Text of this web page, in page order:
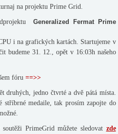
na projektu Prime Grid.
Generalized Fermat Prime
i na grafických kartách.
Startujeme v
budeme 31. 12., opět v 16:03h našeho
fóru==>>
druhých, jedno čtvrté a dvě pátá místa.
stříbrné medaile, tak prosím zapojte do
PrimeGrid můžete sledovat zde